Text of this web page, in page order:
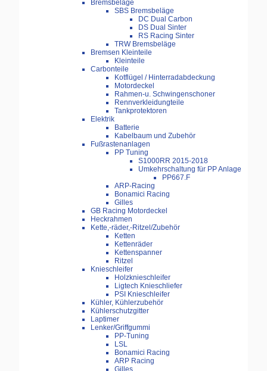
Bremsbeläge
SBS Bremsbeläge
DC Dual Carbon
DS Dual Sinter
RS Racing Sinter
TRW Bremsbeläge
Bremsen Kleinteile
Kleinteile
Carbonteile
Kotflügel / Hinterradabdeckung
Motordeckel
Rahmen-u. Schwingenschoner
Rennverkleidungteile
Tankprotektoren
Elektrik
Batterie
Kabelbaum und Zubehör
Fußrastenanlagen
PP Tuning
S1000RR 2015-2018
Umkehrschaltung für PP Anlage
PP667.F
ARP-Racing
Bonamici Racing
Gilles
GB Racing Motordeckel
Heckrahmen
Kette,-räder,-Ritzel/Zubehör
Ketten
Kettenräder
Kettenspanner
Ritzel
Knieschleifer
Holzknieschleifer
Ligtech Knieschliefer
PSI Knieschleifer
Kühler, Kühlerzubehör
Kühlerschutzgitter
Laptimer
Lenker/Griffgummi
PP-Tuning
LSL
Bonamici Racing
ARP Racing
Gilles